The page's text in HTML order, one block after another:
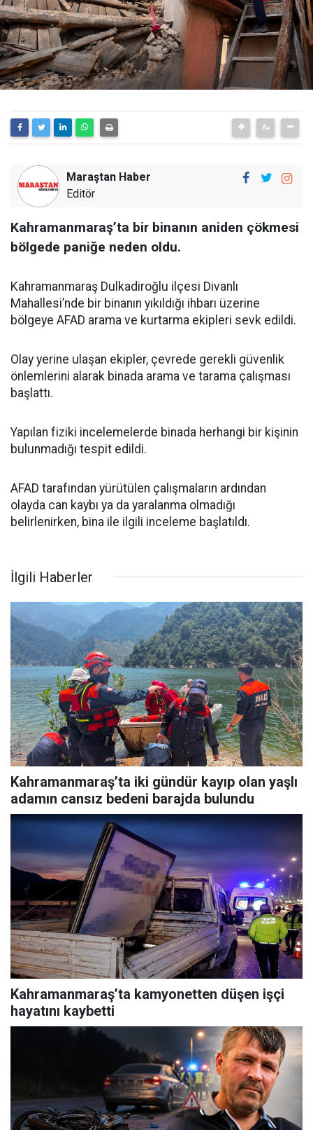
Maraştan Haber
Editör
Kahramanmaraş’ta bir binanın aniden çökmesi
bölgede paniğe neden oldu.
Kahramanmaraş Dulkadiroğlu ilçesi Divanlı
Mahallesi’nde bir binanın yıkıldığı ihbarı üzerine
bölgeye AFAD arama ve kurtarma ekipleri sevk edildi.
Olay yerine ulaşan ekipler, çevrede gerekli güvenlik
önlemlerini alarak binada arama ve tarama çalışması
başlattı.
Yapılan fiziki incelemelerde binada herhangi bir kişinin
bulunmadığı tespit edildi.
AFAD tarafından yürütülen çalışmaların ardından
olayda can kaybı ya da yaralanma olmadığı
belirlenirken, bina ile ilgili inceleme başlatıldı.
İlgili Haberler
Kahramanmaraş’ta iki gündür kayıp olan yaşlı
adamın cansız bedeni barajda bulundu
Kahramanmaraş’ta kamyonetten düşen işçi
hayatını kaybetti